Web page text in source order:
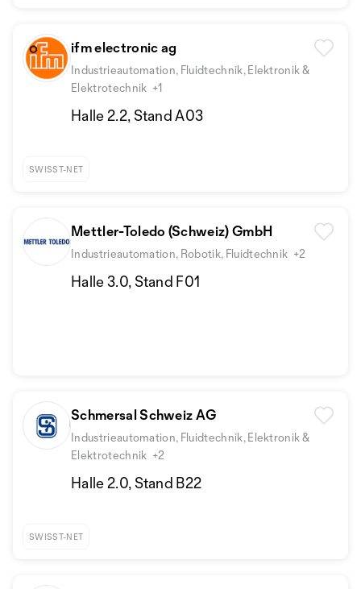
ifm electronic ag
Industrieautomation, Fluidtechnik, Elektronik &
Elektrotechnik +1
Halle 2.2, Stand A03
SWISST-NET
Mettler-Toledo (Schweiz) GmbH
Industrieautomation, Robotik, Fluidtechnik +2
Halle 3.0, Stand F01
Schmersal Schweiz AG
Industrieautomation, Fluidtechnik, Elektronik &
Elektrotechnik +2
Halle 2.0, Stand B22
SWISST-NET